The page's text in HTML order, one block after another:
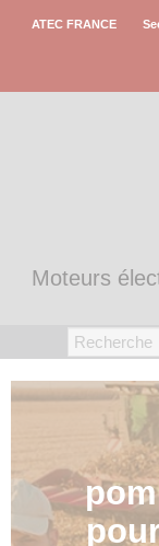
ATEC FRANCE
Moteurs